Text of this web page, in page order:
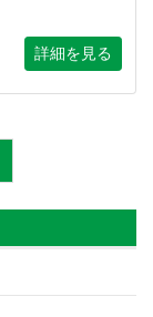
詳細を見る